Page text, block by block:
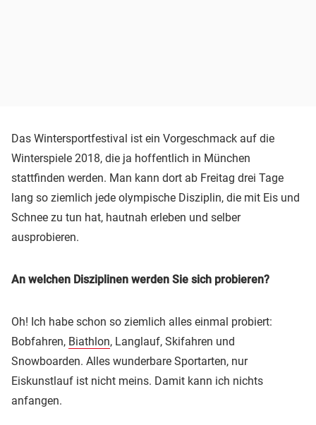
Das Wintersportfestival ist ein Vorgeschmack auf die
Winterspiele 2018, die ja hoffentlich in München
stattfinden werden. Man kann dort ab Freitag drei Tage
lang so ziemlich jede olympische Disziplin, die mit Eis und
Schnee zu tun hat, hautnah erleben und selber
ausprobieren.
An welchen Disziplinen werden Sie sich probieren?
Oh! Ich habe schon so ziemlich alles einmal probiert:
Bobfahren, Biathlon, Langlauf, Skifahren und
Snowboarden. Alles wunderbare Sportarten, nur
Eiskunstlauf ist nicht meins. Damit kann ich nichts
anfangen.